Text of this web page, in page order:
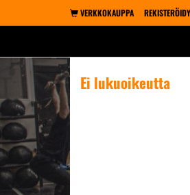
VERKKOKAUPPA REKISTERÖIDY
Ei lukuoikeutta